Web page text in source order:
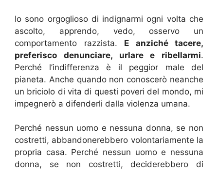
Io sono orgoglioso di indignarmi ogni volta che
ascolto, apprendo, vedo, osservo un
comportamento razzista. E anziché tacere,
preferisco denunciare, urlare e ribellarmi.
Perché l’indifferenza è il peggior male del
pianeta. Anche quando non conoscerò neanche
un briciolo di vita di questi poveri del mondo, mi
impegnerò a difenderli dalla violenza umana.
Perché nessun uomo e nessuna donna, se non
costretti, abbandonerebbero volontariamente la
propria casa. Perché nessun uomo e nessuna
donna, se non costretti, deciderebbero di